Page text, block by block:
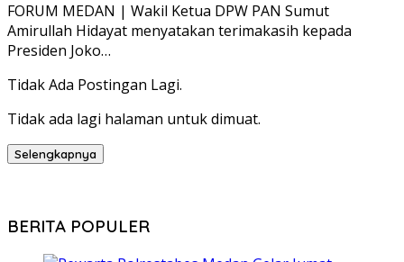
FORUM MEDAN | Wakil Ketua DPW PAN Sumut
Amirullah Hidayat menyatakan terimakasih kepada
Presiden Joko…
Tidak Ada Postingan Lagi.
Tidak ada lagi halaman untuk dimuat.
Selengkapnya
BERITA POPULER